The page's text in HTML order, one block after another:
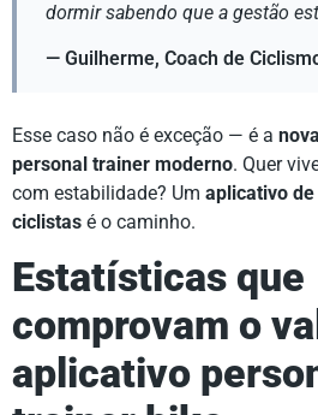
dormir sabendo que a gestão
— Guilherme, Coach de
Esse caso não é exceção — é a
personal trainer moderno. Quer
com estabilidade? Um aplicativo
ciclistas é o caminho.
Estatísticas que
comprovam o
aplicativo